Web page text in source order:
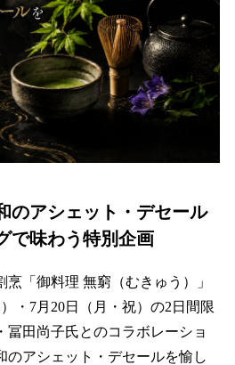
のアシェット・デセール
で味わう特別企画
「御料理 無窮（むきゅう）」
・7月20日（月・祝）の2日間限
冨田尚子氏とのコラボレーショ
のアシェット・デセールを愉し